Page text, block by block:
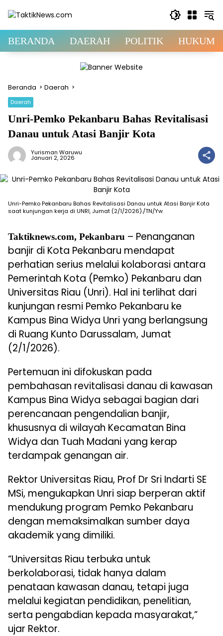
BERANDA DAERAH POLITIK HUKUM
Beranda Daerah
Daerah
Unri-Pemko Pekanbaru Bahas Revitalisasi
Danau untuk Atasi Banjir Kota
Yurisman Waruwu
Januari 2, 2026
Unri-Pemko Pekanbaru Bahas Revitalisasi Danau untuk Atasi Banjir Kota
saat kunjungan kerja di UNRI, Jumat (2/1/2026)./TN/Yw
Taktiknews.com, Pekanbaru – Penanganan
banjir di Kota Pekanbaru mendapat
perhatian serius melalui kolaborasi antara
Pemerintah Kota (Pemko) Pekanbaru dan
Universitas Riau (Unri). Hal ini terlihat dari
kunjungan resmi Pemko Pekanbaru ke
Kampus Bina Widya Unri yang berlangsung
di Ruang Kunto Darussalam, Jumat
(2/1/2026).
Pertemuan ini difokuskan pada
pembahasan revitalisasi danau di kawasan
Kampus Bina Widya sebagai bagian dari
perencanaan pengendalian banjir,
khususnya di wilayah Kecamatan Bina
Widya dan Tuah Madani yang kerap
terdampak genangan air.
Rektor Universitas Riau, Prof Dr Sri Indarti SE
MSi, mengukapkan Unri siap berperan aktif
mendukung program Pemko Pekanbaru
dengan memaksimalkan sumber daya
akademik yang dimiliki.
“Universitas Riau terbuka untuk
berkolaborasi, tidak hanya dalam
penataan kawasan danau, tetapi juga
melalui kegiatan pendidikan, penelitian,
serta pengabdian kepada masyarakat,”
ujar Rektor.